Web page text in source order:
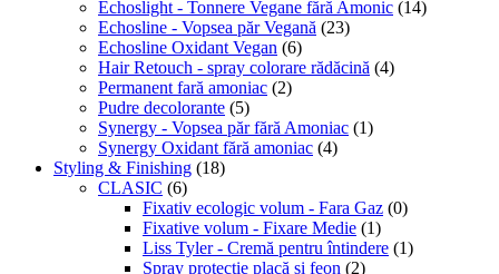
Echoslight - Tonnere Vegane fără Amonic (14)
Echosline - Vopsea păr Vegană (23)
Echosline Oxidant Vegan (6)
Hair Retouch - spray colorare rădăcină (4)
Permanent fară amoniac (2)
Pudre decolorante (5)
Synergy - Vopsea păr fără Amoniac (1)
Synergy Oxidant fără amoniac (4)
Styling & Finishing (18)
CLASIC (6)
Fixativ ecologic volum - Fara Gaz (0)
Fixative volum - Fixare Medie (1)
Liss Tyler - Cremă pentru întindere (1)
Spray protecție placă si feon (2)